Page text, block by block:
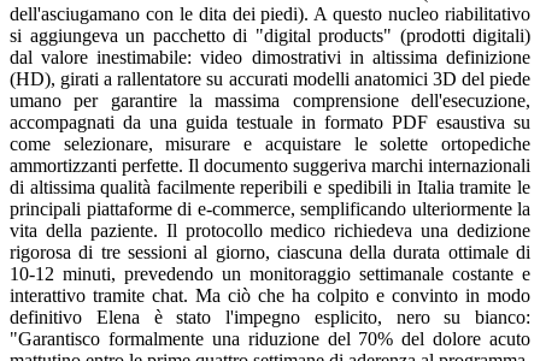
dell'asciugamano con le dita dei piedi). A questo nucleo riabilitativo
si aggiungeva un pacchetto di "digital products" (prodotti digitali)
dal valore inestimabile: video dimostrativi in altissima definizione
(HD), girati a rallentatore su accurati modelli anatomici 3D del piede
umano per garantire la massima comprensione dell'esecuzione,
accompagnati da una guida testuale in formato PDF esaustiva su
come selezionare, misurare e acquistare le solette ortopediche
ammortizzanti perfette. Il documento suggeriva marchi internazionali
di altissima qualità facilmente reperibili e spedibili in Italia tramite le
principali piattaforme di e-commerce, semplificando ulteriormente la
vita della paziente. Il protocollo medico richiedeva una dedizione
rigorosa di tre sessioni al giorno, ciascuna della durata ottimale di
10-12 minuti, prevedendo un monitoraggio settimanale costante e
interattivo tramite chat. Ma ciò che ha colpito e convinto in modo
definitivo Elena è stato l'impegno esplicito, nero su bianco:
"Garantisco formalmente una riduzione del 70% del dolore acuto